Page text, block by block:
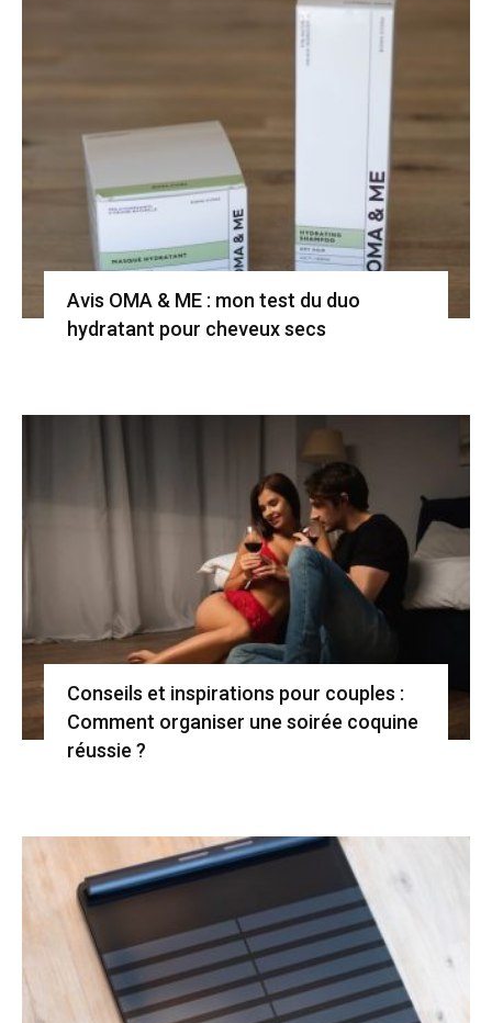
Avis OMA & ME : mon test du duo
hydratant pour cheveux secs
Conseils et inspirations pour couples :
Comment organiser une soirée coquine
réussie ?